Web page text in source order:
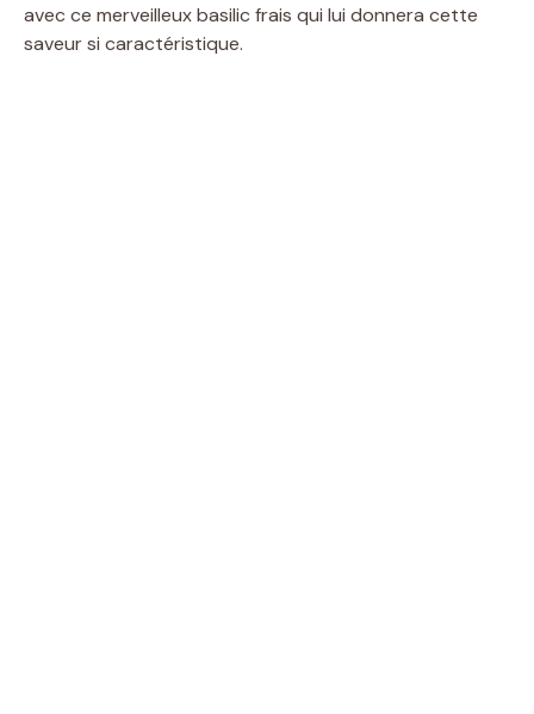
avec ce merveilleux basilic frais qui lui donnera cette
saveur si caractéristique.